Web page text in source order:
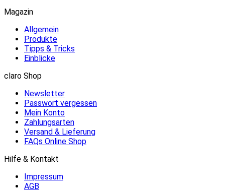
Magazin
Allgemein
Produkte
Tipps & Tricks
Einblicke
claro Shop
Newsletter
Passwort vergessen
Mein Konto
Zahlungsarten
Versand & Lieferung
FAQs Online Shop
Hilfe & Kontakt
Impressum
AGB